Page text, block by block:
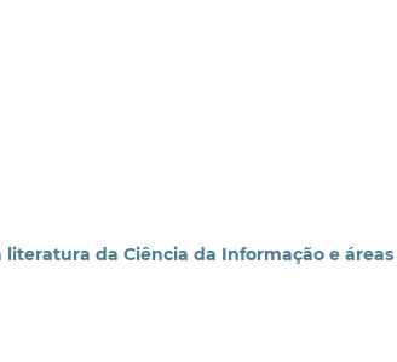
da Ciência da Informação e áreas